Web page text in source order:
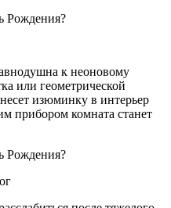
к неоновому
или геометрической
изюминку в интерьер
прибором комната станет